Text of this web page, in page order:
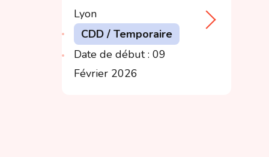
Lyon
CDD / Temporaire
Date de début : 09
Février 2026